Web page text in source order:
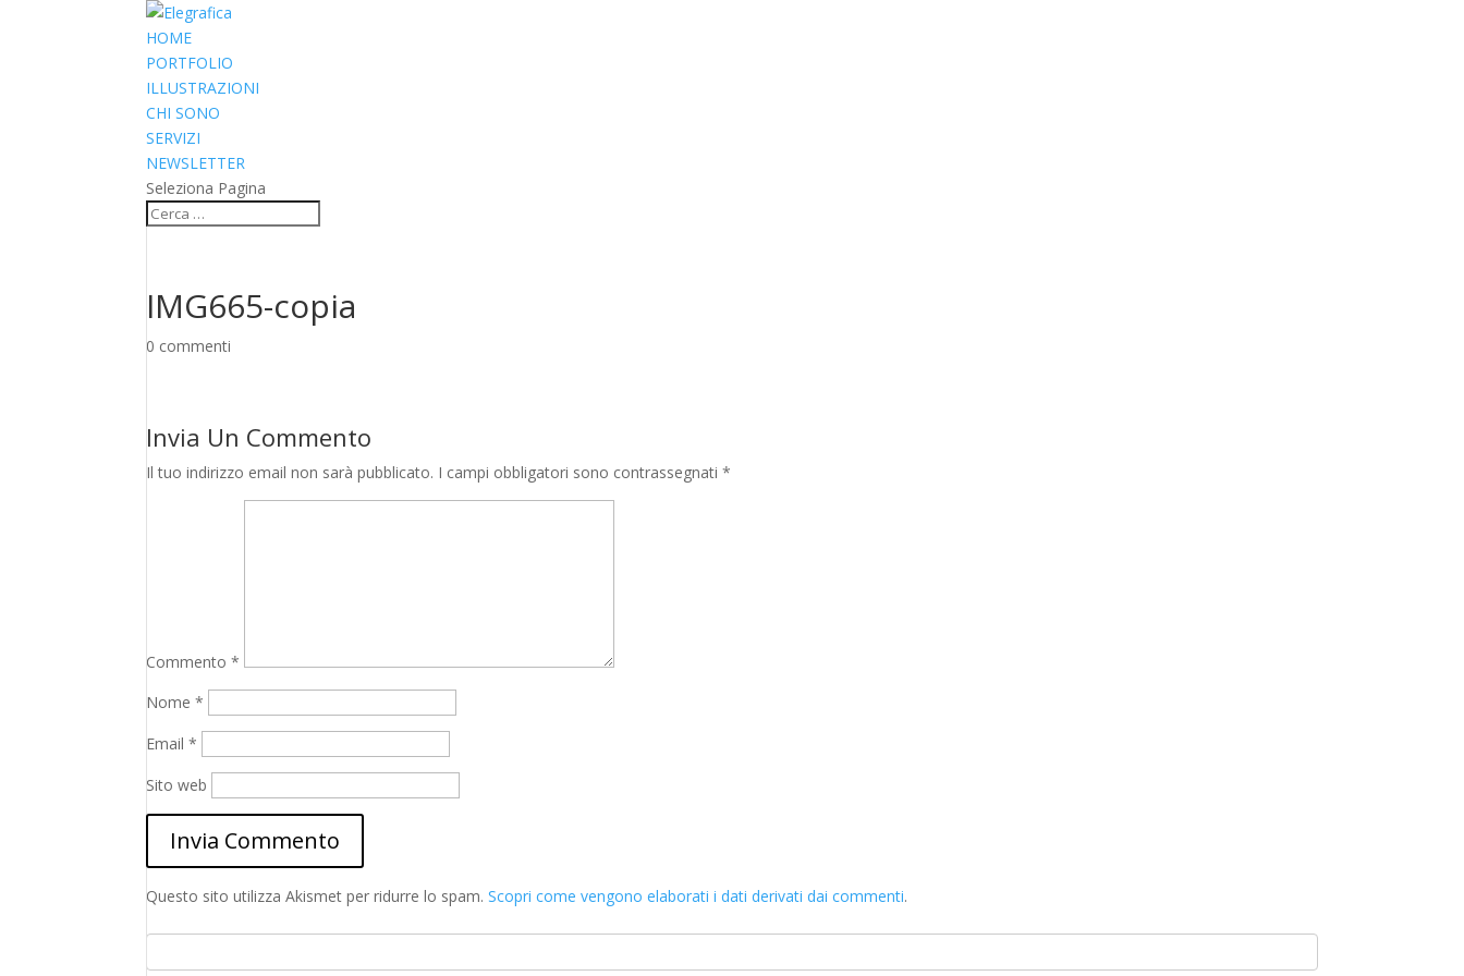
HOME
PORTFOLIO
ILLUSTRAZIONI
CHI SONO
SERVIZI
NEWSLETTER
Seleziona Pagina
IMG665-copia
0 commenti
Invia Un Commento
Il tuo indirizzo email non sarà pubblicato. I campi obbligatori sono contrassegnati*
Commento*
Nome*
Email*
Sito web
Questo sito utilizza Akismet per ridurre lo spam.Scopri come vengono elaborati i dati derivati dai commenti.